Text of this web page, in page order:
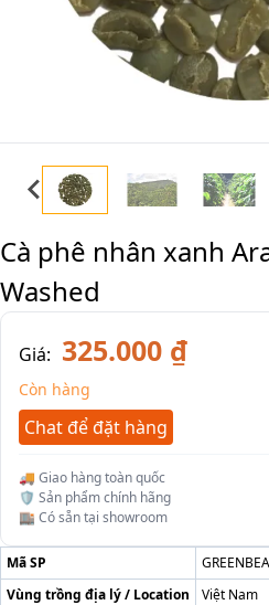
Cà phê nhân xanh
Washed
Giá: 325.000 ₫
Còn hàng
Chat để đặt hàng
🚚 Giao hàng toàn quốc
🛡️ Sản phẩm chính hãng
🏬 Có sẵn tại showroom
Mã SP
Vùng trồng địa lý / Location
Việt Nam